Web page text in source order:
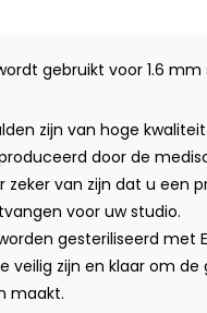
gebruikt voor 1.6 mm
zijn van hoge
door de
zeker van zijn dat u een
voor uw studio.
gesteriliseerd met
veilig zijn en klaar om de
maakt.